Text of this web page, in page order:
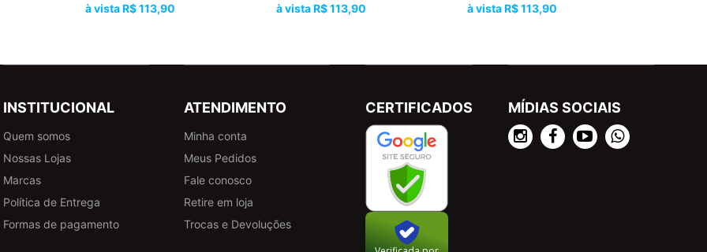
R$ 113,90 R$ 113,90 R$ 113,90
INSTITUCIONAL
Quem somos
Nossas Lojas
Marcas
Política de Entrega
Formas de pagamento
ATENDIMENTO
Minha conta
Meus Pedidos
Fale conosco
Retire em loja
Trocas e Devoluções
CERTIFICADOS MÍDIAS SOCIAIS